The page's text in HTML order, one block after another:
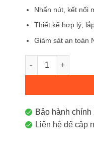
Nhấn nút, kết nối
Thiết kế hợp lý,
Giám sát an toàn
RG-EG105GW(T)
Bảo hành chính
Liên hệ để cập